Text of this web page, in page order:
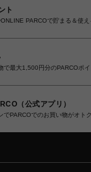
ト
PARCOで貯まる＆使え
で最大1,500円分のPARCOポ
（公式アプリ）
でPARCOでのお買い物がオト